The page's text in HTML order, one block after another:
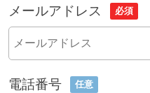
メールアドレス 必須
電話番号 任意